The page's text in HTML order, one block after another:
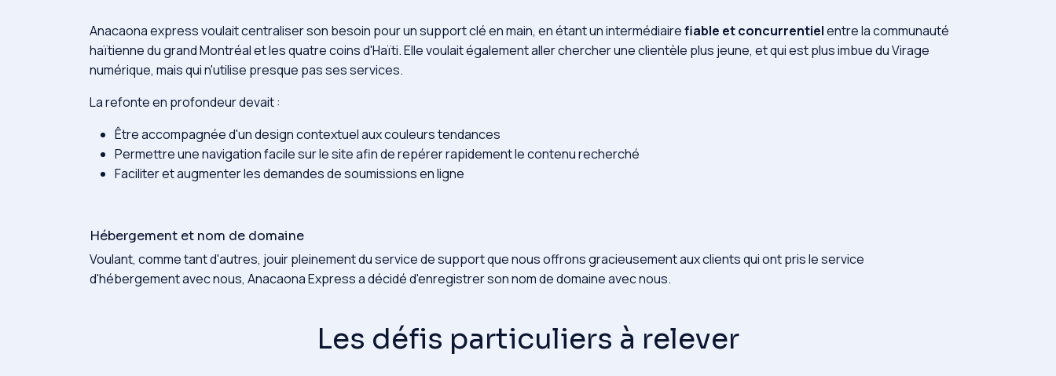
Anacaona express voulait centraliser son besoin pour un support clé en main, en étant un intermédiairefiable et concurrentielentre la communauté
haïtienne du grand Montréal et les quatre coins d'Haïti. Elle voulait également aller chercher une clientèle plus jeune, et qui est plus imbue du Virage
numérique, mais qui n'utilise presque pas ses services.
La refonte en profondeur devait :
Être accompagnée d'un design contextuel aux couleurs tendances
Permettre une navigation facile sur le site afin de repérer rapidement le contenu recherché
Faciliter et augmenter les demandes de soumissions en ligne
Hébergement et nom de domaine
Voulant, comme tant d'autres, jouir pleinement du service de support que nous offrons gracieusement aux clients qui ont pris leservice
d'hébergementavec nous, Anacaona Express a décidé d'enregistrer son nom de domaine avec nous.
Les défis particuliers à relever